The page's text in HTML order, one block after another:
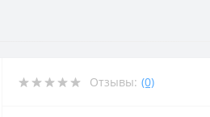
Отзывы: (0)